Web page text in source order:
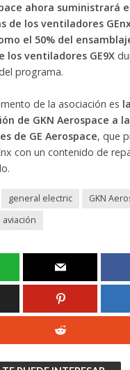
ahora suministrará
de los ventiladores
el 50% del
los ventiladores GE9X
programa.
de la asociación es la
de GKN Aerospace a
de GE Aerospace, que
con un contenido de
general electric
GKN